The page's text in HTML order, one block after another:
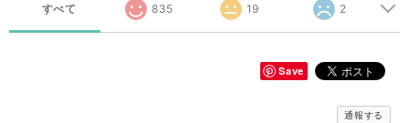
すべて 835 19 2
Save
通報する